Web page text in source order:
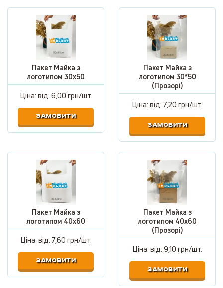
Пакет Майка з
логотипом 30х50
Ціна: від:6,00 грн/шт.
ЗАМОВИТИ
Пакет Майка з
логотипом 30*50
(Прозорі)
Ціна: від:7,20 грн/шт.
ЗАМОВИТИ
Пакет Майка з
логотипом 40х60
Ціна: від:7,60 грн/шт.
ЗАМОВИТИ
Пакет Майка з
логотипом 40х60
(Прозорі)
Ціна: від:9,10 грн/шт.
ЗАМОВИТИ